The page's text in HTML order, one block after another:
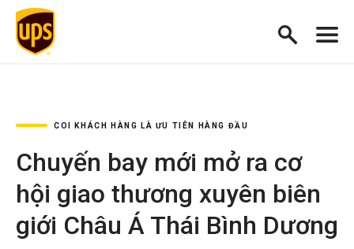
COI KHÁCH HÀNG LÀ ƯU TIÊN HÀNG ĐẦU
Chuyến bay mới mở ra cơ
hội giao thương xuyên biên
giới Châu Á Thái Bình Dương